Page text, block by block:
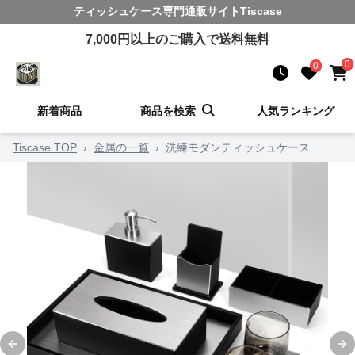
ティッシュケース専門通販サイトTiscase
7,000円以上のご購入で送料無料
0 0
新着商品 商品を検索 人気ランキング
Tiscase TOP › 金属の一覧 › 洗練モダンティッシュケース
Previous slide